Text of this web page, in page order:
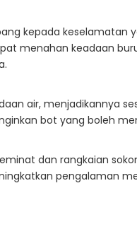
kepada
menahan keadaan
air, menjadikannya
bot yang boleh
dan rangkaian
pengalaman